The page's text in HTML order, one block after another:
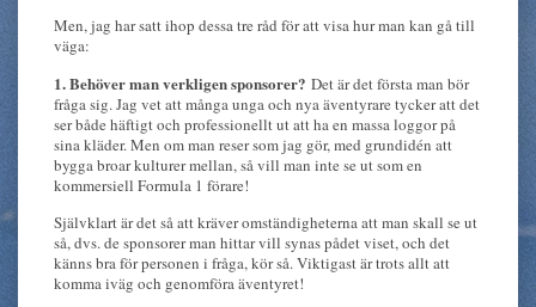
Men, jag har satt ihop dessa tre råd för att visa hur man kan gå till
väga:
1. Behöver man verkligen sponsorer? Det är det första man bör
fråga sig. Jag vet att många unga och nya äventyrare tycker att det
ser både häftigt och professionellt ut att ha en massa loggor på
sina kläder. Men om man reser som jag gör, med grundidén att
bygga broar kulturer mellan, så vill man inte se ut som en
kommersiell Formula 1 förare!
Självklart är det så att kräver omständigheterna att man skall se ut
så, dvs. de sponsorer man hittar vill synas pådet viset, och det
känns bra för personen i fråga, kör så. Viktigast är trots allt att
komma iväg och genomföra äventyret!